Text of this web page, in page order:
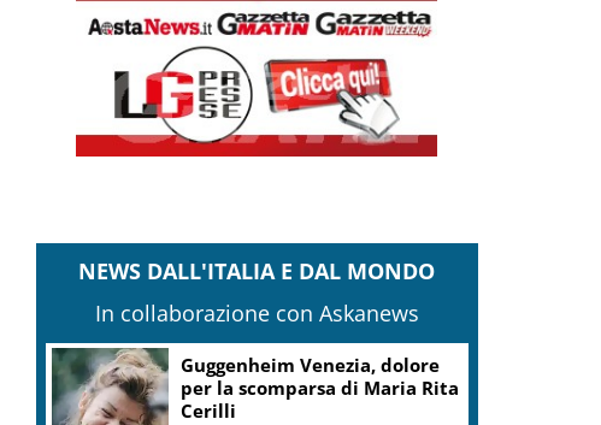
NEWS DALL'ITALIA E DAL MONDO
In collaborazione con Askanews
Guggenheim Venezia, dolore
per la scomparsa di Maria Rita
Cerilli